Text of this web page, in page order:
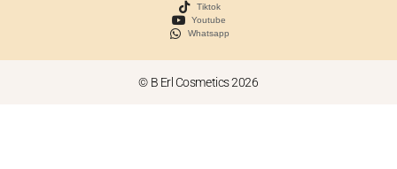
Tiktok
Youtube
Whatsapp
© B Erl Cosmetics 2026